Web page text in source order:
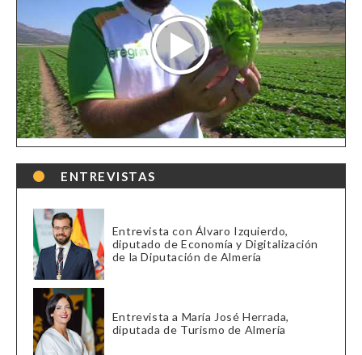
ENTREVISTAS
Entrevista con Álvaro Izquierdo,
diputado de Economía y Digitalización
de la Diputación de Almería
Entrevista a María José Herrada,
diputada de Turismo de Almería